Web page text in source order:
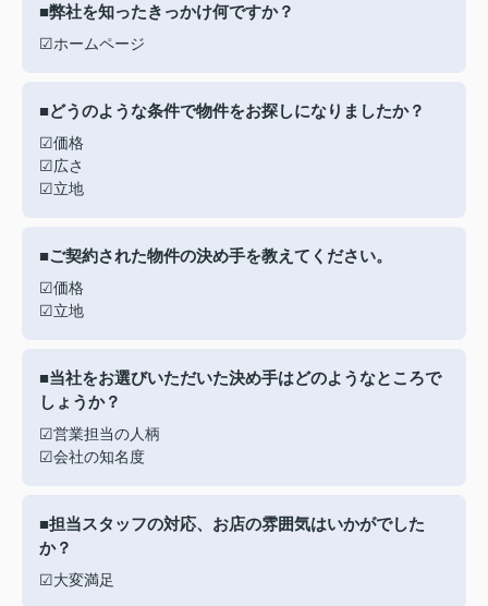
■弊社を知ったきっかけ何ですか？
☑ホームページ
■どうのような条件で物件をお探しになりましたか？
☑価格
☑広さ
☑立地
■ご契約された物件の決め手を教えてください。
☑価格
☑立地
■当社をお選びいただいた決め手はどのようなところで
しょうか？
☑営業担当の人柄
☑会社の知名度
■担当スタッフの対応、お店の雰囲気はいかがでした
か？
☑大変満足